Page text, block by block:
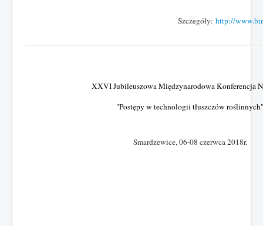
Szczegóły: http://
XXVI Jubileuszowa Międzynarodowa Konferencja
"Postępy w technologii tłuszczów roślinnych"
Smardzewice, 06-08 czerwca 2018r.